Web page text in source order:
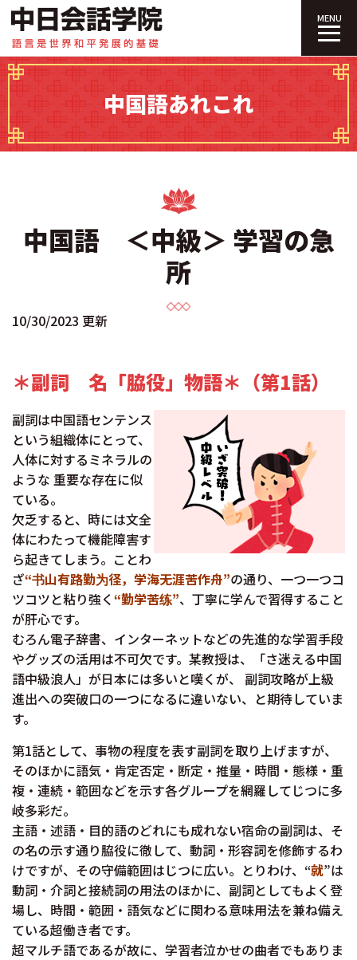
中日会話学院
MENU
中国語あれこれ
中国語 ＜中級＞ 学習の急
所
10/30/2023 更新
＊副詞 名「脇役」物語＊（第1話）
副詞は中国語センテンス
という組織体にとって、
人体に対するミネラルの
ような 重要な存在に似
ている。
欠乏すると、時には文全
体にわたって機能障害す
ら起きてしまう。ことわ
ざ“书山有路勤为径，学海无涯苦作舟”の通り、一つ一つコ
ツコツと粘り強く“勤学苦练”、丁寧に学んで習得すること
が肝心です。
むろん電子辞書、インターネットなどの先進的な学習手段
やグッズの活用は不可欠です。某教授は、「さ迷える中国
語中級浪人」が日本には多いと嘆くが、 副詞攻略が上級
進出への突破口の一つになるに違いない、と期待していま
す。
第1話として、事物の程度を表す副詞を取り上げますが、
そのほかに語気・肯定否定・断定・推量・時間・態様・重
複・連続・範囲などを示す各グループを網羅してじつに多
岐多彩だ。
主語・述語・目的語のどれにも成れない宿命の副詞は、そ
の名の示す通り脇役に徹して、動詞・形容詞を修飾するわ
けですが、その守備範囲はじつに広い。とりわけ、“就”は
動詞・介詞と接続詞の用法のほかに、副詞としてもよく登
場し、時間・範囲・語気などに関わる意味用法を兼ね備え
ている超働き者です。
超マルチ語であるが故に、学習者泣かせの曲者でもありま